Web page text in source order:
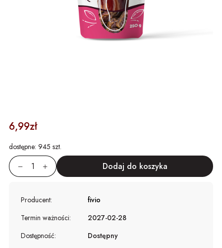
6,99zł
dostępne: 945 szt.
Producent:
fivio
Termin ważności:
2027-02-28
Dostępność:
Dostępny